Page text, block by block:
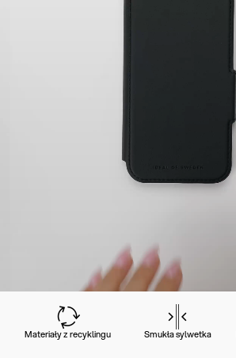
Materiały z recyklingu Smukła sylwetka